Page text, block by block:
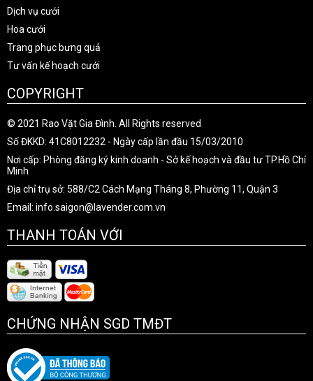
Dịch vụ cưới
Hoa cưới
Trang phục bưng quả
Tư vấn kế hoạch cưới
COPYRIGHT
© 2021 Rao Vặt Gia Đình. All Rights reserved
Số ĐKKD: 41C8012232 - Ngày cấp lần đầu 15/03/2010
Nơi cấp: Phòng đăng ký kinh doanh - Sở kế hoạch và đầu tư TP.Hồ Chí
Minh
Địa chỉ trụ sở: 588/C2 Cách Mạng Tháng 8, Phường 11, Quận 3
Email: info.saigon@lavender.com.vn
THANH TOÁN VỚI
CHỨNG NHẬN SGD TMĐT